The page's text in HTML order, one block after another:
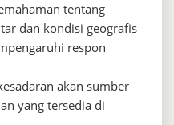
tentang
dan kondisi geografis
respon
akan sumber
yang tersedia di